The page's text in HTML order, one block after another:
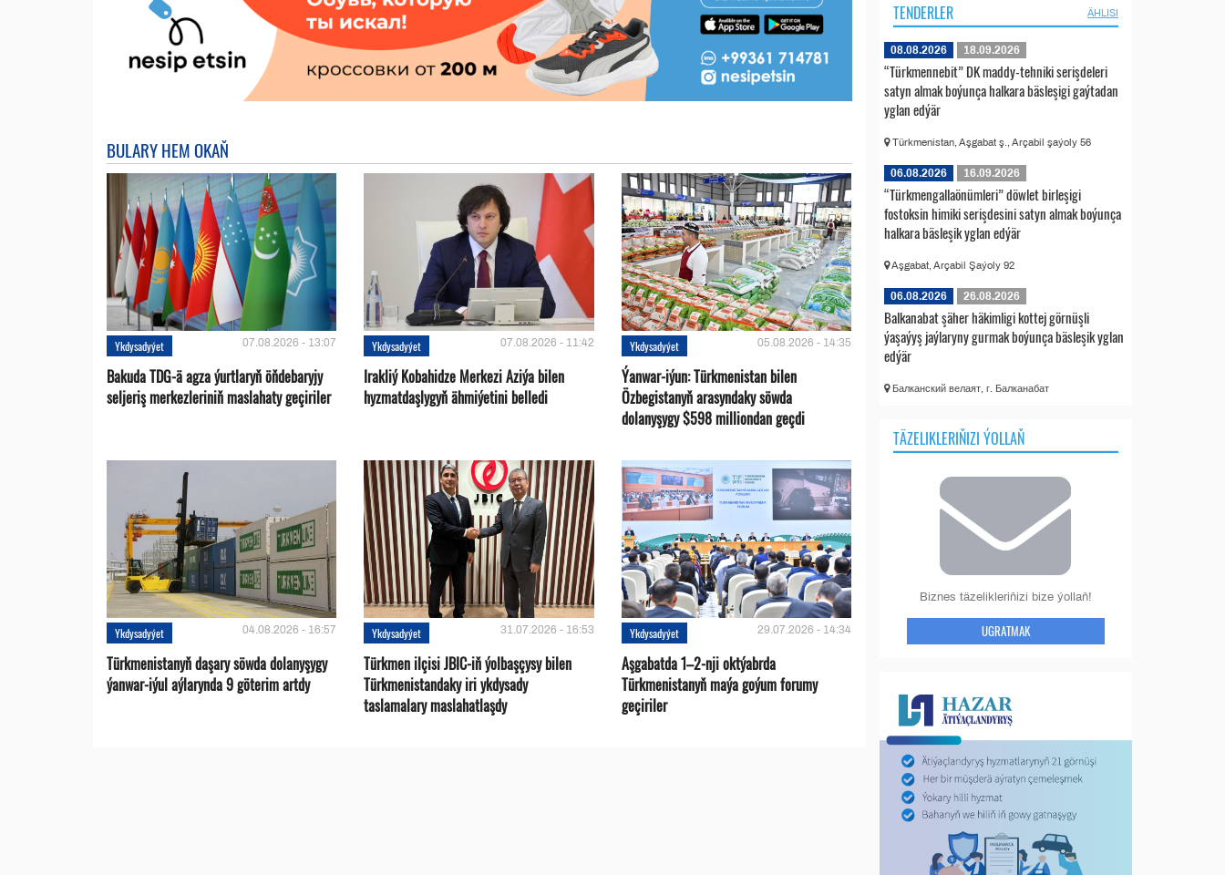
BULARY HEM OKAŇ
Ykdysadyýet 07.08.2026 - 13:07
Bakuda TDG-ä agza ýurtlaryň öňdebaryjy
seljeriş merkezleriniň maslahaty geçiriler
Ykdysadyýet 07.08.2026 - 11:42
Irakliý Kobahidze Merkezi Aziýa bilen
hyzmatdaşlygyň ähmiýetini belledi
Ykdysadyýet 05.08.2026 - 14:35
Ýanwar-iýun: Türkmenistan bilen
Özbegistanyň arasyndaky söwda
dolanyşygy $598 milliondan geçdi
Ykdysadyýet 04.08.2026 - 16:57
Türkmenistanyň daşary söwda dolanyşygy
ýanwar-iýul aýlarynda 9 göterim artdy
Ykdysadyýet 31.07.2026 - 16:53
Türkmen ilçisi JBIC-iň ýolbaşçysy bilen
Türkmenistandaky iri ykdysady
taslamalary maslahatlaşdy
Ykdysadyýet 29.07.2026 - 14:34
Aşgabatda 1–2-nji oktýabrda
Türkmenistanyň maýa goýum forumy
geçiriler
TENDERLER ÄHLISI
08.08.2026 18.09.2026
“Türkmennebit” DK maddy-tehniki serişdeleri
satyn almak boýunça halkara bäsleşigi gaýtadan
yglan edýär
Türkmenistan, Aşgabat ş., Arçabil şaýoly 56
06.08.2026 16.09.2026
“Türkmengallaönümleri” döwlet birleşigi
fostoksin himiki serişdesini satyn almak boýunça
halkara bäsleşik yglan edýär
Aşgabat, Arçabil Şaýoly 92
06.08.2026 26.08.2026
Balkanabat şäher häkimligi kottej görnüşli
ýaşaýyş jaýlaryny gurmak boýunça bäsleşik yglan
edýär
Балканский велаят, г. Балканабат
TÄZELIKLERIŇIZI ÝOLLAŇ
Biznes täzelikleriňizi bize ýollaň!
UGRATMAK